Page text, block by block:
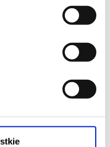
zwrot środków
adres e-mail, podany